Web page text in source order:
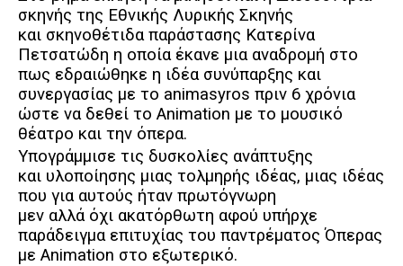
σκηνής της Εθνικής Λυρικής Σκηνής
και σκηνοθέτιδα παράστασης Κατερίνα
Πετσατώδη η οποία έκανε μια αναδρομή στο
πως εδραιώθηκε η ιδέα συνύπαρξης και
συνεργασίας με το animasyros πριν 6 χρόνια
ώστε να δεθεί το Animation με το μουσικό
θέατρο και την όπερα.
Υπογράμμισε τις δυσκολίες ανάπτυξης
και υλοποίησης μιας τολμηρής ιδέας, μιας ιδέας
που για αυτούς ήταν πρωτόγνωρη
μεν αλλά όχι ακατόρθωτη αφού υπήρχε
παράδειγμα επιτυχίας του παντρέματος Όπερας
με Animation στο εξωτερικό.